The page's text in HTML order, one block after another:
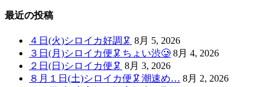
最近の投稿
４日(火)シロイカ好調🦑 8月 5, 2026
３日(月)シロイカ便🦑ちょい渋🥲 8月 4, 2026
２日(日)シロイカ便🦑 8月 3, 2026
８月１日(土)シロイカ便🦑潮速め… 8月 2, 2026